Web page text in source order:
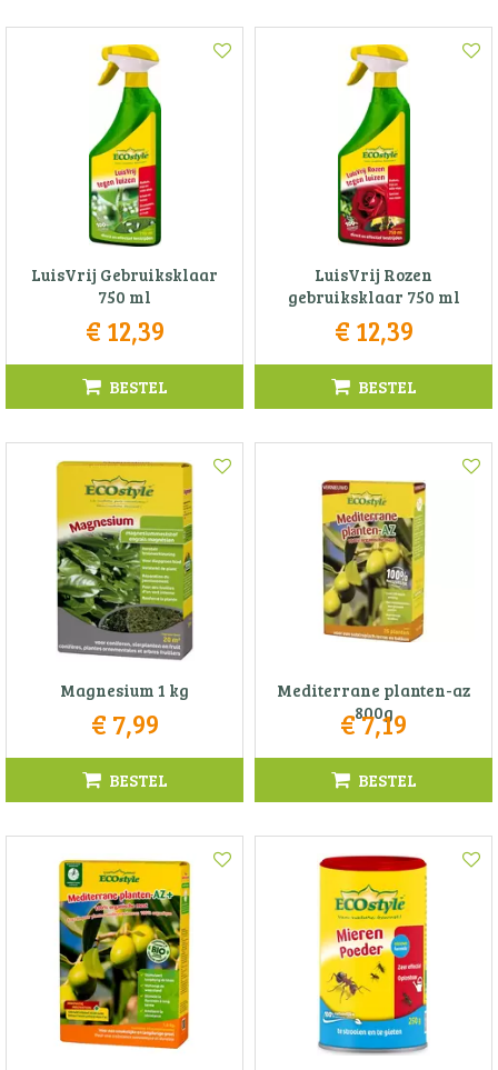
LuisVrij Gebruiksklaar
750 ml
€ 12,39
BESTEL
LuisVrij Rozen
gebruiksklaar 750 ml
€ 12,39
BESTEL
Magnesium 1 kg
€ 7,99
BESTEL
Mediterrane planten-az
800g
€7,19
BESTEL